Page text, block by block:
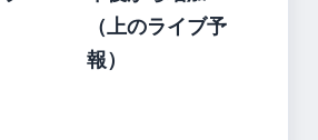
（上のライブ予
報）